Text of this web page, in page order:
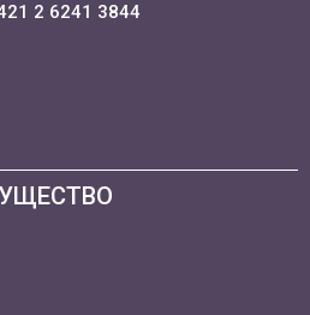
2 6241 3844